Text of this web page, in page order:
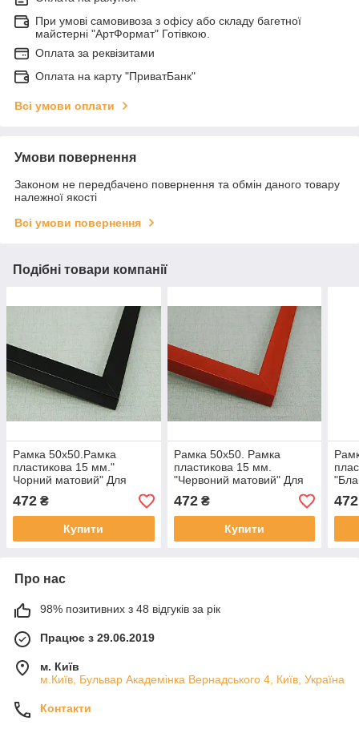
При умові самовивоза з офісу або складу багетної
майстерні "АртФормат" Готівкою.
Оплата за реквізитами
Оплата на карту "ПриватБанк"
Всі умови оплати
Умови повернення
Законом не передбачено повернення та обмін даного товару
належної якості
Всі умови повернення
Подібні товари компанії
Рамка 50х50.Рамка
пластикова 15 мм."
Чорний матовий" Для
грамот, дипломів, картин
472 ₴
Купити
Рамка 50х50. Рамка
пластикова 15 мм.
"Червоний матовий" Для
грамот, дипломів, картин
472₴
Купити
472
Про нас
98% позитивних з 48 відгуків за рік
Працює з 29.06.2019
м. Київ
м.Київ, Бульвар Академінка Вернадського 4, Київ, Україна
Контакти